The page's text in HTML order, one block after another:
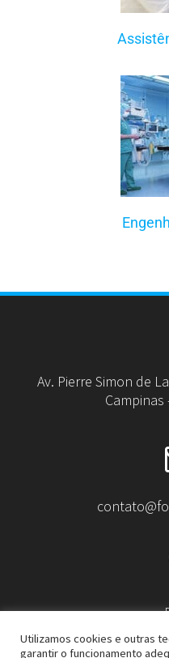
Av. Pierre Simon de
Campinas
(19)
Utilizamos cookies e outras
garantir o funcionamento